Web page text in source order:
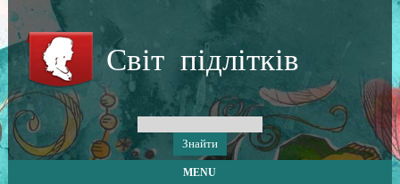
Світ підлітків
MENU